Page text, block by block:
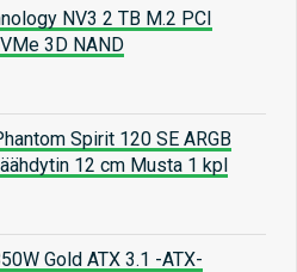
NV3 2 TB M.2 PCI
3D NAND
Spirit 120 SE ARGB
12 cm Musta 1 kpl
Gold ATX 3.1 -ATX-